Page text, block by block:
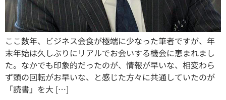
ここ数年、ビジネス会食が極端に少なった筆者ですが、年
末年始は久しぶりにリアルでお会いする機会に恵まれまし
た。なかでも印象的だったのが、情報が早いな、相変わら
ず頭の回転がお早いな、と感じた方々に共通していたのが
「読書」を大 […]